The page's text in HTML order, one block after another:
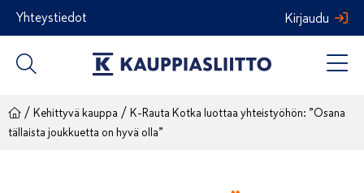
Siirry
sisältöön
Yhteystiedot Kirjaudu
/ Kehittyvä kauppa / K-Rauta Kotka luottaa yhteistyöhön: ”Osana
tällaista joukkuetta on hyvä olla”